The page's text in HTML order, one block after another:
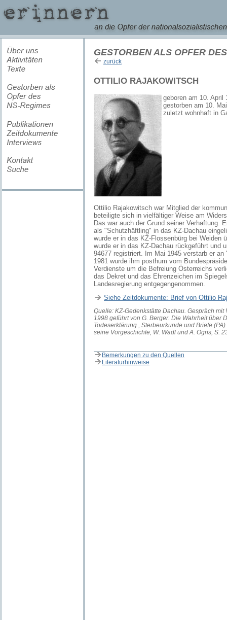
GESTORBEN ALS OPFER
zurück
OTTILIO RAJAKOWITSCH
geboren am 10.
gestorben am 10.
zuletzt wohnhaft in
Ottilio Rajakowitsch war Mitglied der
beteiligte sich in vielfältiger Weise am
Das war auch der Grund seiner Verhaftung.
als "Schutzhäftling" in das KZ-Dachau
wurde er in das KZ-Flossenbürg bei Weiden
wurde er in das KZ-Dachau rückgeführt und
94677 registriert. Im Mai 1945 verstarb er
1981 wurde ihm posthum vom
Verdienste um die Befreiung Österreichs
das Dekret und das Ehrenzeichen im
Landesregierung entgegengenommen.
Siehe Zeitdokumente: Brief von Ottilio
Quelle: KZ-Gedenkstätte Dachau. Gespräch mit
1998 geführt von G. Berger. Die Wahrheit über
Todeserklärung , Sterbeurkunde und Briefe
seine Vorgeschichte, W. Wadl und A. Ogris, S.
Bemerkungen zu den Quellen
Literaturhinweise